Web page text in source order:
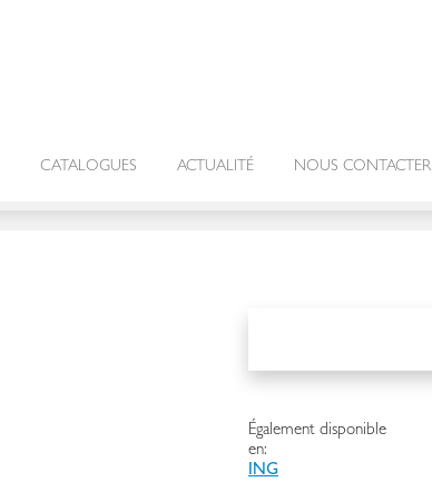
CATALOGUES ACTUALITÉ NOUS CONTACTER
Également disponible
en:
ING